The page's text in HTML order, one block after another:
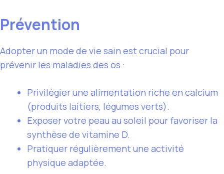
Prévention
Adopter un mode de vie sain est crucial pour
prévenir les maladies des os :
Privilégier une alimentation riche en calcium
(produits laitiers, légumes verts).
Exposer votre peau au soleil pour favoriser la
synthèse de vitamine D.
Pratiquer régulièrement une activité
physique adaptée.